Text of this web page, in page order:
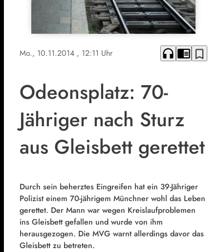
Mo., 10.11.2014 , 12:11 Uhr headphones chrome_reader_mode bookmark_border
Odeonsplatz: 70-
Jähriger nach Sturz
aus Gleisbett gerettet
Durch sein beherztes Eingreifen hat ein 39-Jähriger
Polizist einem 70-jährigem Münchner wohl das Leben
gerettet. Der Mann war wegen Kreislaufproblemen
ins Gleisbett gefallen und wurde von ihm
herausgezogen. Die MVG warnt allerdings davor das
Gleisbett zu betreten.